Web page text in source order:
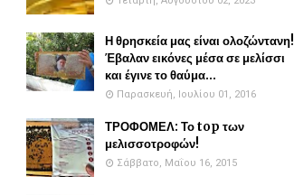
Η θρησκεία μας είναι ολοζώντανη!
Έβαλαν εικόνες μέσα σε μελίσσι
και έγινε το θαύμα...
Παρασκευή, Ιουλίου 01, 2016
ΤΡΟΦΟΜΕΛ: Το top των
μελισσοτροφών!
Σάββατο, Μαΐου 16, 2015